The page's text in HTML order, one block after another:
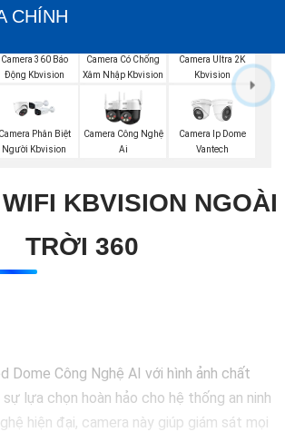
CHÍNH
Camera 360 Báo
Động Kbvision
Camera Có Chống
Xâm Nhập Kbvision
Camera Ultra 2K
Kbvision
Camera Phân Biệt
Người Kbvision
Camera Công Nghệ
Ai
Camera Ip Dome
Vantech
KBVISION NGOÀI
TRỜI 360
Dome Công Nghệ AI với hình ảnh chất
lựa chọn hoàn hảo cho hệ thống an ninh
hiện đại, camera này giúp giám sát mọi